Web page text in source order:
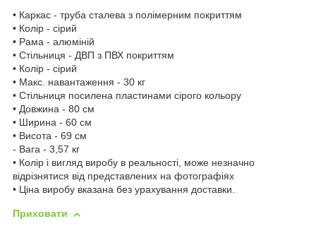
• Каркас - труба сталева з полімерним покриттям
• Колір - сірий
• Рама - алюміній
• Стільниця - ДВП з ПВХ покриттям
• Колір - сірий
• Макс. навантаження - 30 кг
• Стільниця посилена пластинами сірого кольору
• Довжина - 80 см
• Ширина - 60 см
• Висота - 69 см
- Вага - 3,57 кг
• Колір і вигляд виробу в реальності, може незначно
відрізнятися від представлених на фотографіях
• Ціна виробу вказана без урахування доставки.
Приховати